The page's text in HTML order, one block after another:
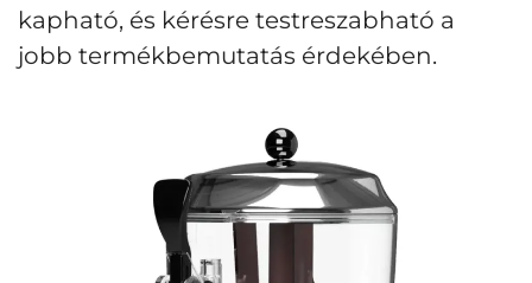
kapható, és kérésre testreszabható a
jobb termékbemutatás érdekében.